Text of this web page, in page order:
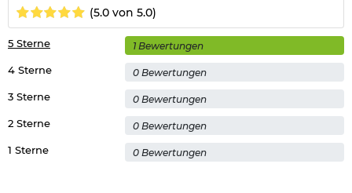
(5.0 von 5.0)
1 Sterne 0 Bewertungen
2 Sterne 0 Bewertungen
3 Sterne 0 Bewertungen
4 Sterne 0 Bewertungen
5 Sterne 1 Bewertungen